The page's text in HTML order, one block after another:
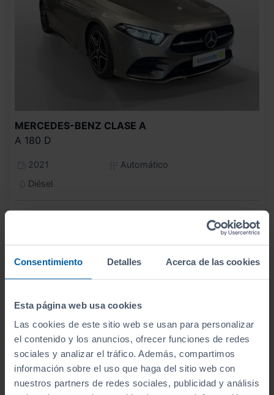
Consentimiento Detalles Acerca de las cookies
Esta página web usa cookies
Las cookies de este sitio web se usan para personalizar
el contenido y los anuncios, ofrecer funciones de redes
sociales y analizar el tráfico. Además, compartimos
información sobre el uso que haga del sitio web con
nuestros partners de redes sociales, publicidad y análisis
MERCEDES-BENZ CLASE A
A 180 D
2021
Automático
Diésel